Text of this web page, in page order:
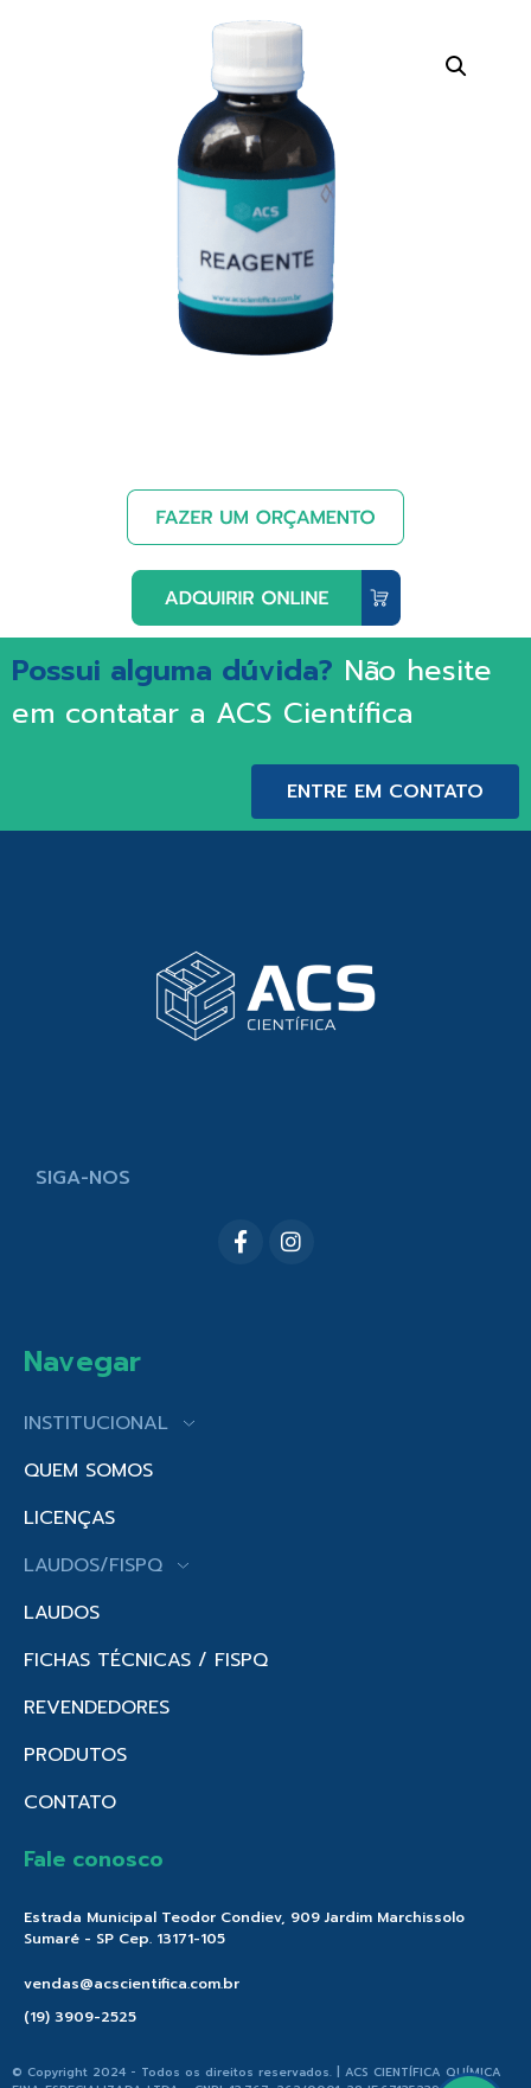
Possui alguma dúvida? Não hesite
em contatar a ACS Científica
ENTRE EM CONTATO
SIGA-NOS
Navegar
INSTITUCIONAL
QUEM SOMOS
LICENÇAS
LAUDOS/FISPQ
LAUDOS
FICHAS TÉCNICAS / FISPQ
REVENDEDORES
PRODUTOS
CONTATO
Fale conosco
Estrada Municipal Teodor Condiev, 909 Jardim Marchissolo
Sumaré - SP Cep. 13171-105
vendas@acscientifica.com.br
(19) 3909-2525
© Copyright 2024 - Todos os direitos reservados. | ACS CIENTÍFICA QUÍMICA